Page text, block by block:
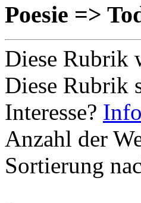
Poesie =>
Diese Rubrik
Diese Rubrik
Interesse? Info
Anzahl der
Sortierung